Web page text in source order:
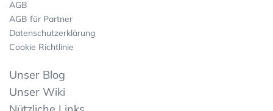
AGB
AGB für Partner
Datenschutzerklärung
Cookie Richtlinie
Unser Blog
Unser Wiki